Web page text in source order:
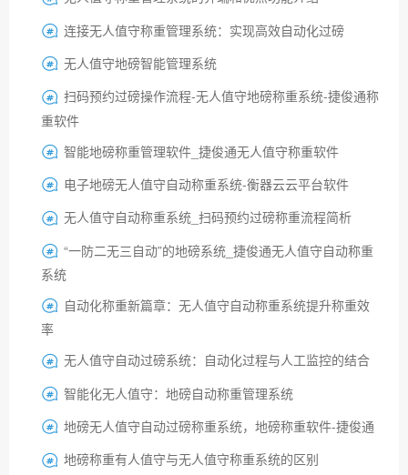
 连接无人值守称重管理系统：实现高效自动化过磅
 无人值守地磅智能管理系统
 扫码预约过磅操作流程-无人值守地磅称重系统-捷俊通称
重软件
 智能地磅称重管理软件_捷俊通无人值守称重软件
 电子地磅无人值守自动称重系统-衡器云云平台软件
 无人值守自动称重系统_扫码预约过磅称重流程简析
 “一防二无三自动”的地磅系统_捷俊通无人值守自动称重
系统
 自动化称重新篇章：无人值守自动称重系统提升称重效
率
 无人值守自动过磅系统：自动化过程与人工监控的结合
 智能化无人值守：地磅自动称重管理系统
 地磅无人值守自动过磅称重系统，地磅称重软件-捷俊通
 地磅称重有人值守与无人值守称重系统的区别